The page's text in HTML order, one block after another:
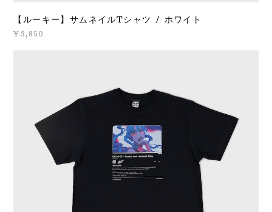
【ルーキー】サムネイルTシャツ / ホワイト
¥3,850